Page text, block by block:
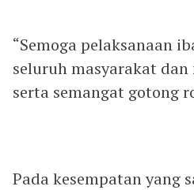
“Semoga pelaksanaan
seluruh masyarakat
serta semangat gotong
Pada kesempatan yang